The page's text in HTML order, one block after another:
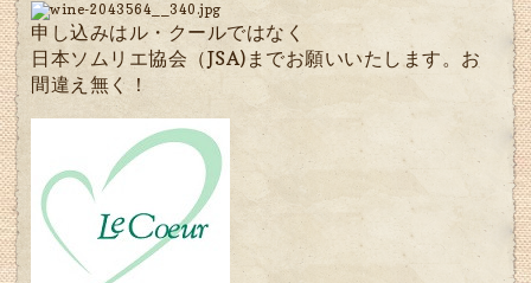
申し込みはル・クールではなく
日本ソムリエ協会（JSA)までお願いいたします。お
間違え無く！